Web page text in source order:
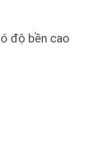
độ bền cao